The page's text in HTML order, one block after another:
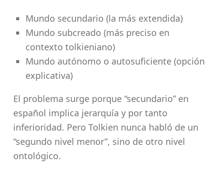
Mundo secundario (la más extendida)
Mundo subcreado (más preciso en
contexto tolkieniano)
Mundo autónomo o autosuficiente (opción
explicativa)
El problema surge porque “secundario” en
español implica jerarquía y por tanto
inferioridad. Pero Tolkien nunca habló de un
“segundo nivel menor”, sino de otro nivel
ontológico.